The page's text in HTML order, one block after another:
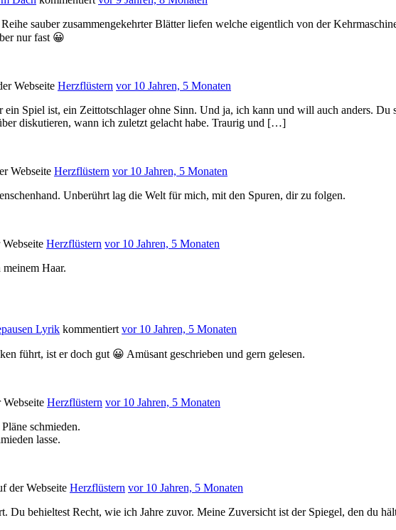
sauber zusammengekehrter Blätter liefen welche eigentlich von der
nur fast 😀
Webseite Herzflüstern vor 10 Jahren, 5 Monaten
Spiel ist, ein Zeittotschlager ohne Sinn. Und ja, ich kann und will auch anders.
diskutieren, wann ich zuletzt gelacht habe. Traurig und […]
Webseite Herzflüstern vor 10 Jahren, 5 Monaten
Unberührt lag die Welt für mich, mit den Spuren, dir zu folgen.
Herzflüstern vor 10 Jahren, 5 Monaten
Haar.
Lyrik kommentiert vor 10 Jahren, 5 Monaten
führt, ist er doch gut 😀 Amüsant geschrieben und gern gelesen.
Webseite Herzflüstern vor 10 Jahren, 5 Monaten
schmieden.
lasse.
der Webseite Herzflüstern vor 10 Jahren, 5 Monaten
Du behieltest Recht, wie ich Jahre zuvor. Meine Zuversicht ist der Spiegel, den du